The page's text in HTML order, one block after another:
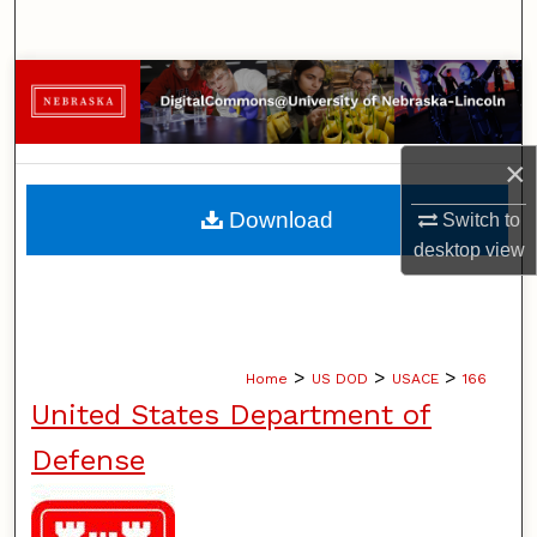
×
Switch to
desktopview
Browse Collections
My Account
About
Digital Commons Network™
Home > US DOD > USACE > 166
United States Department of
Defense
Download